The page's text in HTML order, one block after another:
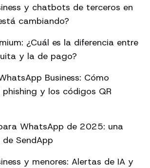
y chatbots de terceros en
cambiando?
¿Cuál es la diferencia entre
y la de pago?
Business: Cómo
y los códigos QR
WhatsApp de 2025: una
SendApp
y menores: Alertas de IA y